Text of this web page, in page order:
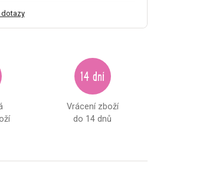
dotazy
14 dní
Vrácení zboží
do 14 dnů